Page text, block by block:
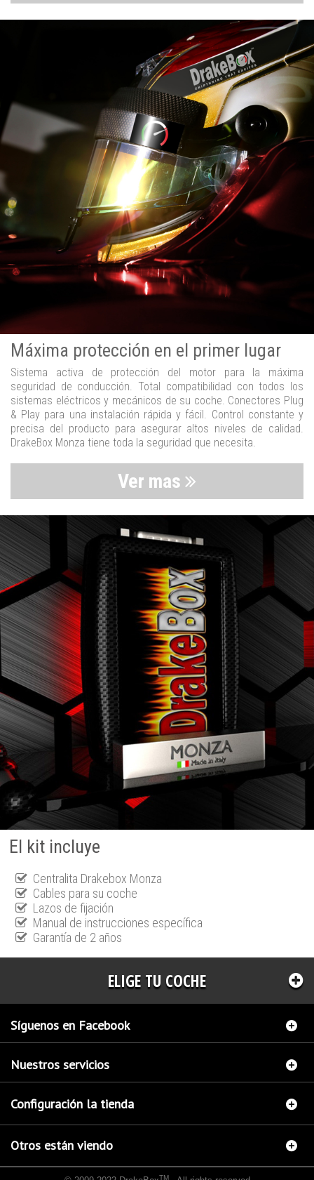
Máxima protección en el primer lugar
Sistema activa de protección del motor para la máxima
seguridad de conducción. Total compatibilidad con todos los
sistemas eléctricos y mecánicos de su coche. Conectores Plug
& Play para una instalación rápida y fácil. Control constante y
precisa del producto para asegurar altos niveles de calidad.
DrakeBox Monza tiene toda la seguridad que necesita.
Ver mas
El kit incluye
Centralita Drakebox Monza
Cables para su coche
Lazos de fijación
Manual de instrucciones específica
Garantía de 2 años
ELIGE TU COCHE
Síguenos en Facebook
Nuestros servicios
Configuración la tienda
Otros están viendo
TM